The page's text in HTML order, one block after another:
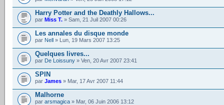
Harry Potter and the Deathly Hallows...
par Miss T. » Sam, 21 Juil 2007 00:26
Les annales du disque monde
par Nell » Lun, 19 Mars 2007 13:25
Quelques livres...
par De Loissuny » Ven, 20 Avr 2007 23:41
SPIN
par James » Mar, 17 Avr 2007 11:44
Malhorne
par arsmagica » Mar, 06 Juin 2006 13:12